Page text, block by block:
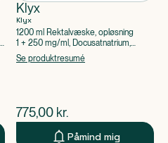
Klyx
Klyx
1200 ml Rektalvæske, opløsning
1 + 250 mg/ml, Docusatnatrium,
Sorbitol
Se produktresumé
$nuværende pris
775,00 kr.
Påmind mig